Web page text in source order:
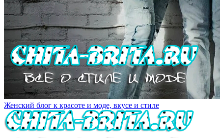
Женский блог к красоте и моде, вкусе и стиле